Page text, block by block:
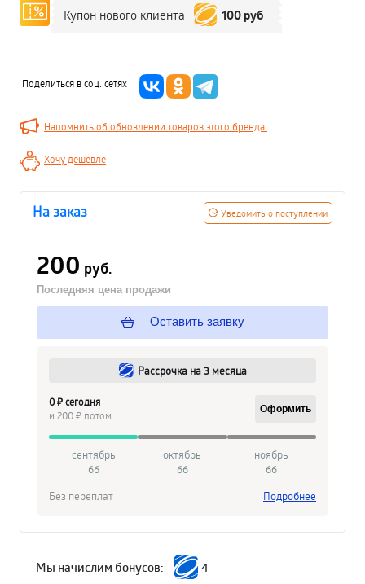
Купон нового клиента 100 руб
Поделиться в соц. сетях
Напомнить об обновлении товаров этого бренда!
Хочу дешевле
Уведомить о поступлении
На заказ
200 руб.
Последняя цена продажи
Оставить заявку
Рассрочка на 3 месяца
0 ₽ сегодня
и 200 ₽ потом
Оформить
сентябрь
66
октябрь
66
ноябрь
66
Без переплат
Подробнее
Мы начислим бонусов: 4